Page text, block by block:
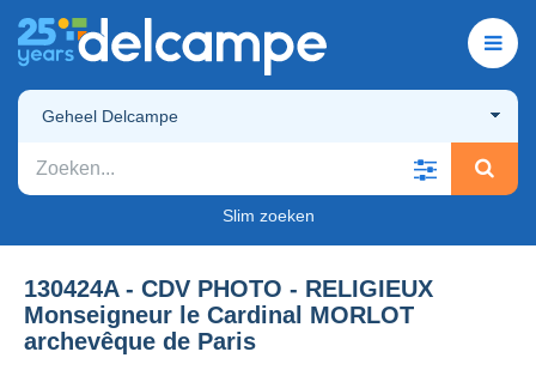
Geheel Delcampe
Slim zoeken
130424A - CDV PHOTO - RELIGIEUX
Monseigneur le Cardinal MORLOT
archevêque de Paris